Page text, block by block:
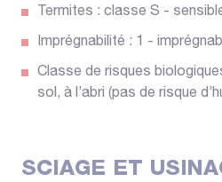
Termites : classe S -
Imprégnabilité : 1 -
Classe de risques
sol, à l’abri (pas de risque
SCIAGE ET